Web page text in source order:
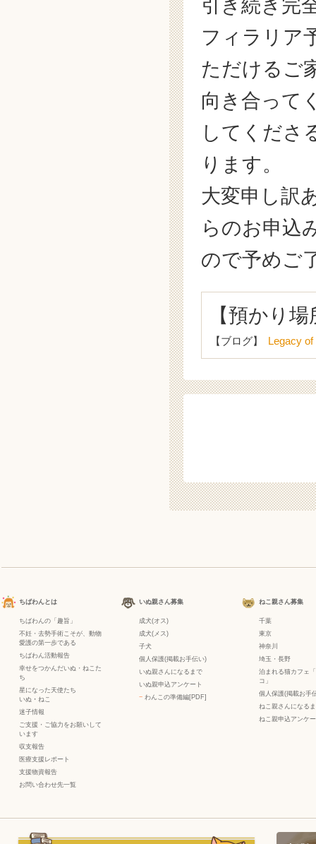
引き続き完
フィラリア
ただけるご
向き合って
してくださ
ります。
大変申し訳
らのお申込
ので予めご
【預かり
【ブログ】 Legacy
ちばわんとは
ちばわんの「趣旨」
不妊・去勢手術こそが、動物
愛護の第一歩である
ちばわん活動報告
幸せをつかんだいぬ・ねこた
ち
星になった天使たち
いぬ ・ ねこ
迷子情報
ご支援・ご協力をお願いして
います
収支報告
医療支援レポート
支援物資報告
お問い合わせ先一覧
いぬ親さん募集
成犬(オス)
成犬(メス)
子犬
個人保護(掲載お手伝い)
いぬ親さんになるまで
いぬ親申込アンケート
− わんこの準備編[PDF]
ねこ親さん募集
千葉
東京
神奈川
埼玉・長野
泊まれる猫カフェ
コ」
個人保護(掲載お手
ねこ親さんになる
ねこ親申込アンケ